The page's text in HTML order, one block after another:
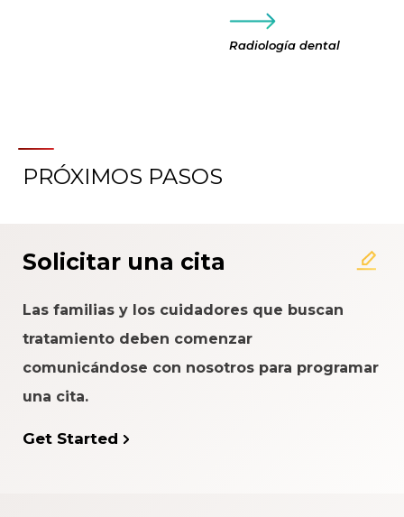
Radiología dental
PRÓXIMOS PASOS
Solicitar una cita
Las familias y los cuidadores que buscan
tratamiento deben comenzar
comunicándose con nosotros para programar
una cita.
Get Started